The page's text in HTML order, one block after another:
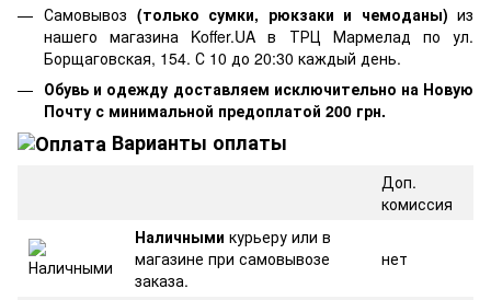
Самовывоз (только сумки, рюкзаки и чемоданы) из
нашего магазина Koffer.UA в ТРЦ Мармелад по ул.
Борщаговская, 154. С 10 до 20:30 каждый день.
Обувь и одежду доставляем исключительно на Новую
Почту с минимальной предоплатой 200 грн.
Варианты оплаты
Доп.
комиссия
Наличными курьеру или в
магазине при самовывозе
заказа.
нет